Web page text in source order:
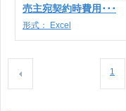
売主宛契約時費用･･･
形式： Excel
1